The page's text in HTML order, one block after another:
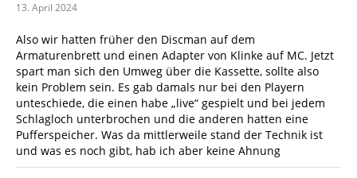
13. April 2024
Also wir hatten früher den Discman auf dem
Armaturenbrett und einen Adapter von Klinke auf MC. Jetzt
spart man sich den Umweg über die Kassette, sollte also
kein Problem sein. Es gab damals nur bei den Playern
unteschiede, die einen habe „live“ gespielt und bei jedem
Schlagloch unterbrochen und die anderen hatten eine
Pufferspeicher. Was da mittlerweile stand der Technik ist
und was es noch gibt, hab ich aber keine Ahnung